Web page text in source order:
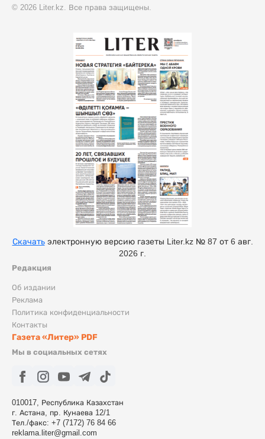
© 2026 Liter.kz. Все права защищены.
Редакция
Об издании
Реклама
Политика конфиденциальности
Контакты
Газета «Литер» PDF
Мы в социальных сетях
010017, Республика Казахстан
г. Астана, пр. Кунаева 12/1
Тел./факс: +7 (7172) 76 84 66
reklama.liter@gmail.com
Скачатьэлектронную версию газеты Liter.kz № 87 от 6 авг.
2026 г.